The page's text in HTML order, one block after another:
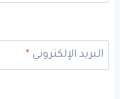
البريد الإلكتروني*